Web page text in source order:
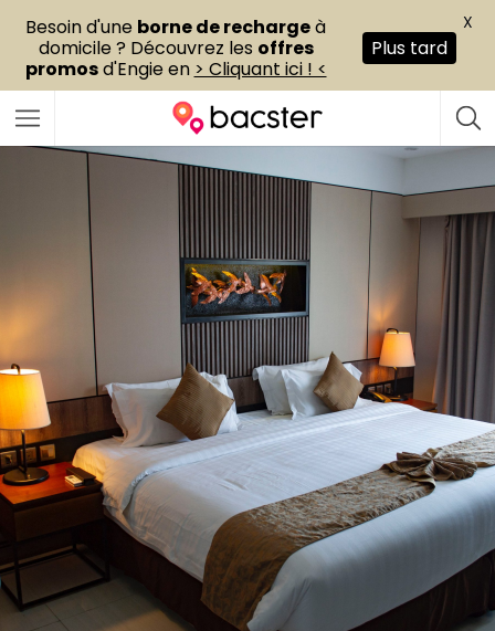
Besoin d'une borne de rechargeà
domicile ? Découvrez les offres
promosd'Engie en > Cliquant ici ! <
Plus tard
X